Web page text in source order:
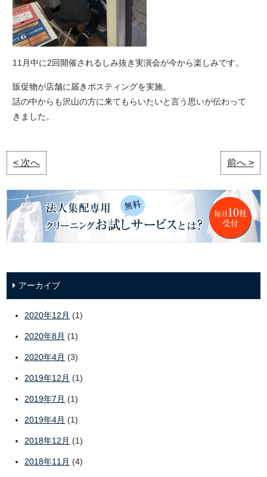
11月中に2回開催されるしみ抜き実演会が今から楽しみです。
販促物が店舗に届きポスティングを実施、
話の中からも沢山の方に来てもらいたいと言う思いが伝わって
きました。
< 次へ 前へ >
アーカイブ
2020年12月 (1)
2020年8月 (1)
2020年4月 (3)
2019年12月 (1)
2019年7月 (1)
2019年4月 (1)
2018年12月 (1)
2018年11月 (4)